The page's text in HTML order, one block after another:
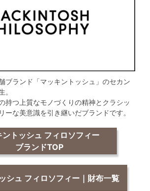
ブランド「マッキントッシュ」のセカン
。
持つ上質なモノづくりの精神とクラシッ
ーな美意識を引き継いだブランドです。
ントッシュ フィロソフィー
ブランドTOP
シュ フィロソフィー｜財布一覧